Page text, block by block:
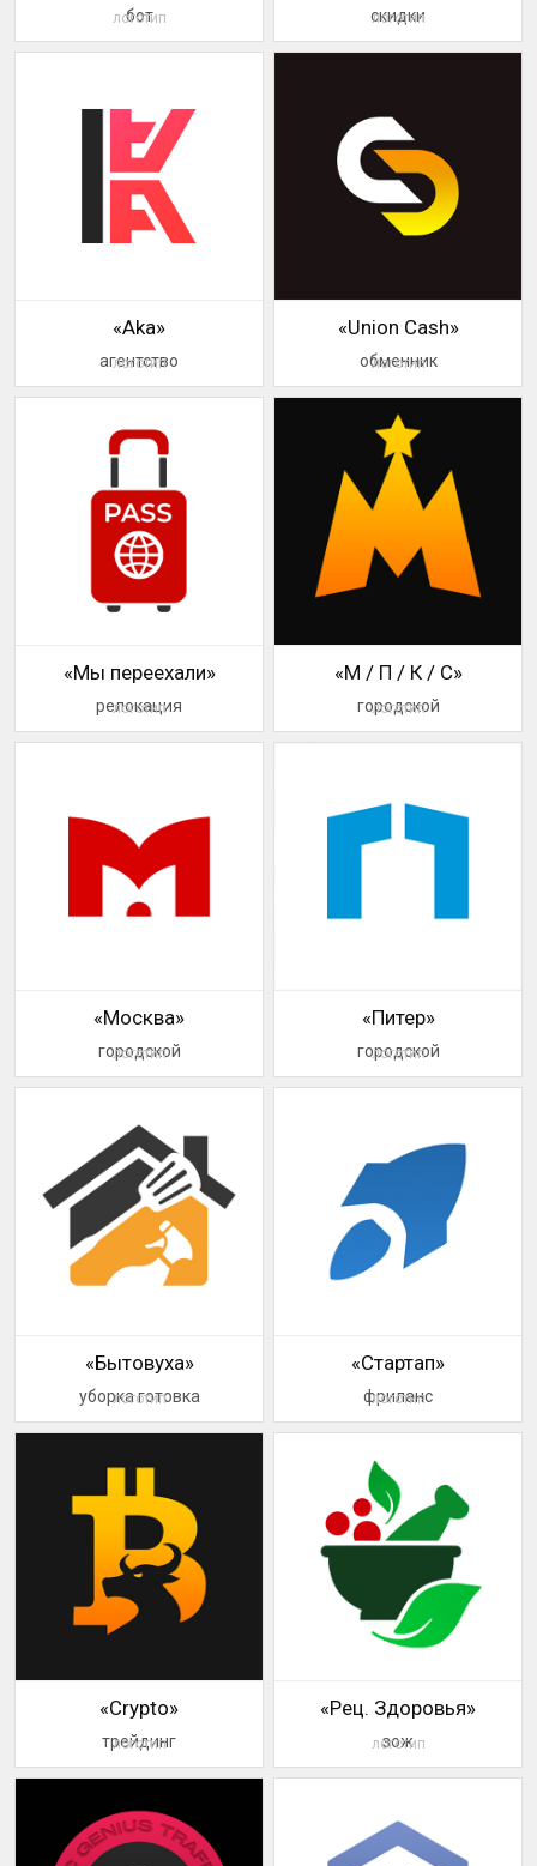
бот
логотип скидки
логотип
«Aka»
агентство
логотип
«Union Cash»
обменник
логотип
«Мы переехали»
релокация
логотип
«М / П / К / С»
городской
логотип
«Москва»
городской
логотип
«Питер»
городской
логотип
«Бытовуха»
уборка готовка
логотип
«Стартап»
фриланс
логотип
«Crypto»
трейдинг
логотип
«Рец. Здоровья»
зож
логотип